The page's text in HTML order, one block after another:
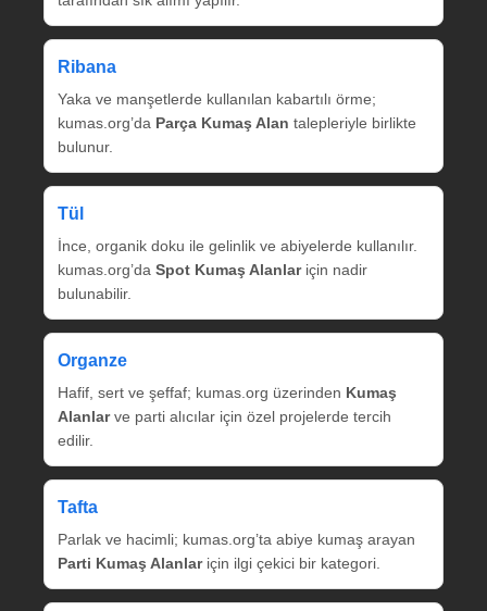
Ribana
Yaka ve manşetlerde kullanılan kabartılı örme;
kumas.org’da Parça Kumaş Alan talepleriyle birlikte
bulunur.
Tül
İnce, organik doku ile gelinlik ve abiyelerde kullanılır.
kumas.org’da Spot Kumaş Alanlariçin nadir
bulunabilir.
Organze
Hafif, sert ve şeffaf; kumas.org üzerinden Kumaş
Alanlarve parti alıcılar için özel projelerde tercih
edilir.
Tafta
Parlak ve hacimli; kumas.org’ta abiye kumaş arayan
Parti Kumaş Alanlariçin ilgi çekici bir kategori.